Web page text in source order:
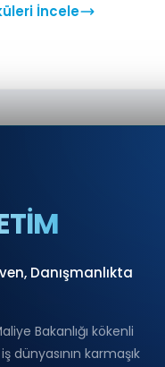
İncele
Danışmanlıkta
Bakanlığı kökenli
dünyasının karmaşık